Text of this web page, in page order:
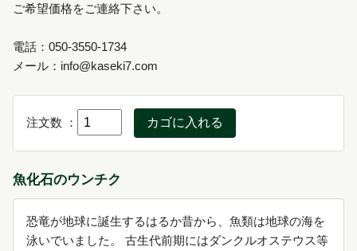
ご希望価格をご連絡下さい。
電話：050-3550-1734
メール：info@kaseki7.com
注文数 ：
魚化石のウンチク
恐竜が地球に誕生するはるか昔から、魚類は地球の海を
泳いでいました。 古生代前期にはダンクルオステウス等